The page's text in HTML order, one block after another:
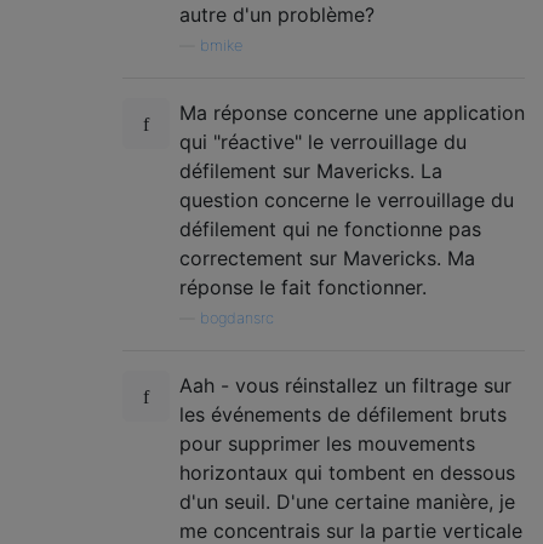
autre d'un problème?
bmike
Ma réponse concerne une application
qui "réactive" le verrouillage du
défilement sur Mavericks. La
question concerne le verrouillage du
défilement qui ne fonctionne pas
correctement sur Mavericks. Ma
réponse le fait fonctionner.
bogdansrc
Aah - vous réinstallez un filtrage sur
les événements de défilement bruts
pour supprimer les mouvements
horizontaux qui tombent en dessous
d'un seuil. D'une certaine manière, je
me concentrais sur la partie verticale